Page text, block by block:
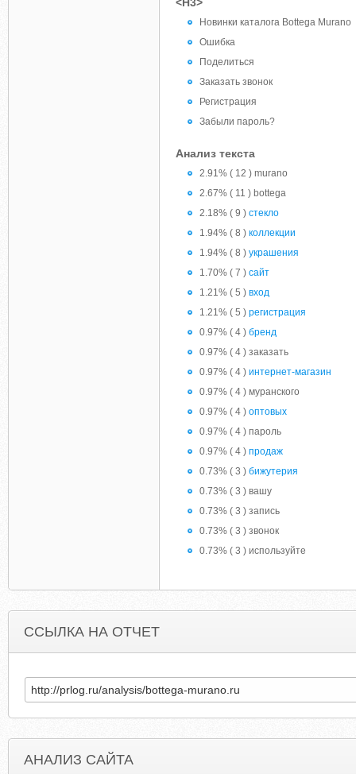
Новинки каталога Bottega Murano
Ошибка
Поделиться
Заказать звонок
Регистрация
Забыли пароль?
Анализ текста
2.91% ( 12 ) murano
2.67% ( 11 ) bottega
2.18% ( 9 ) стекло
1.94% ( 8 ) коллекции
1.94% ( 8 ) украшения
1.70% ( 7 ) сайт
1.21% ( 5 ) вход
1.21% ( 5 ) регистрация
0.97% ( 4 ) бренд
0.97% ( 4 ) заказать
0.97% ( 4 ) интернет-магазин
0.97% ( 4 ) муранского
0.97% ( 4 ) оптовых
0.97% ( 4 ) пароль
0.97% ( 4 ) продаж
0.73% ( 3 ) бижутерия
0.73% ( 3 ) вашу
0.73% ( 3 ) запись
0.73% ( 3 ) звонок
0.73% ( 3 ) используйте
ССЫЛКА НА ОТЧЕТ
АНАЛИЗ САЙТА